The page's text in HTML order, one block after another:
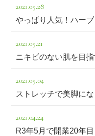
2021.05.28
やっぱり人気！ハー
2021.05.21
ニキビのない肌を目
2021.05.04
ストレッチで美脚にな
2021.04.24
R3年5月で開業20年目